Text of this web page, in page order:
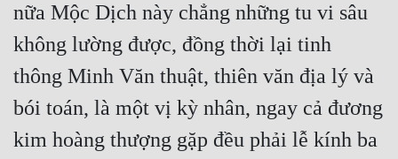
nữa Mộc Dịch này chẳng những tu vi sâu
không lường được, đồng thời lại tinh
thông Minh Văn thuật, thiên văn địa lý và
bói toán, là một vị kỳ nhân, ngay cả đương
kim hoàng thượng gặp đều phải lễ kính ba